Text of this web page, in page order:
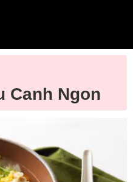
Canh Ngon